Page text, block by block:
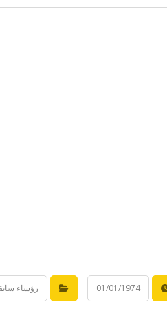
01/01/1974 رؤساء